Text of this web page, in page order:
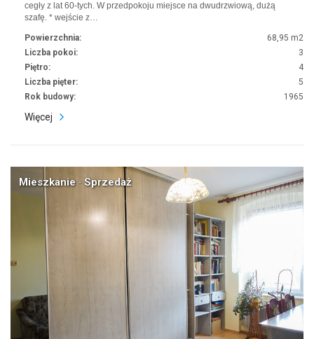
cegły z lat 60-tych. W przedpokoju miejsce na dwudrzwiową, dużą
szafę. * wejście z…
Powierzchnia:
68,95 m2
Liczba pokoi:
3
Piętro:
4
Liczba pięter:
5
Rok budowy:
1965
Więcej
Mieszkanie · Sprzedaż